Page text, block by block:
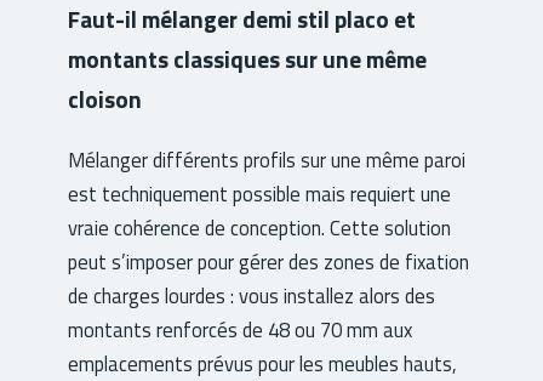
Faut-il mélanger demi stil placo et
montants classiques sur une même
cloison
Mélanger différents profils sur une même paroi
est techniquement possible mais requiert une
vraie cohérence de conception. Cette solution
peut s’imposer pour gérer des zones de fixation
de charges lourdes : vous installez alors des
montants renforcés de 48 ou 70 mm aux
emplacements prévus pour les meubles hauts,